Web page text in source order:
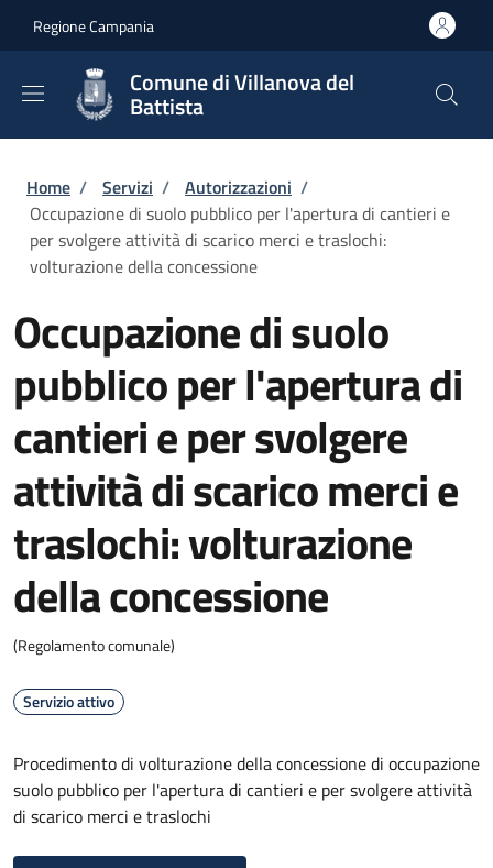
Regione Campania
Comune di Villanova del
Battista
Briciole di pane
Home / Servizi / Autorizzazioni /
Occupazione di suolo pubblico per l'apertura di cantieri e
per svolgere attività di scarico merci e traslochi:
volturazione della concessione
Occupazione di suolo
pubblico per l'apertura di
cantieri e per svolgere
attività di scarico merci e
traslochi: volturazione
della concessione
(Regolamento comunale)
Servizio attivo
Procedimento di volturazione della concessione di occupazione
suolo pubblico per l'apertura di cantieri e per svolgere attività
di scarico merci e traslochi